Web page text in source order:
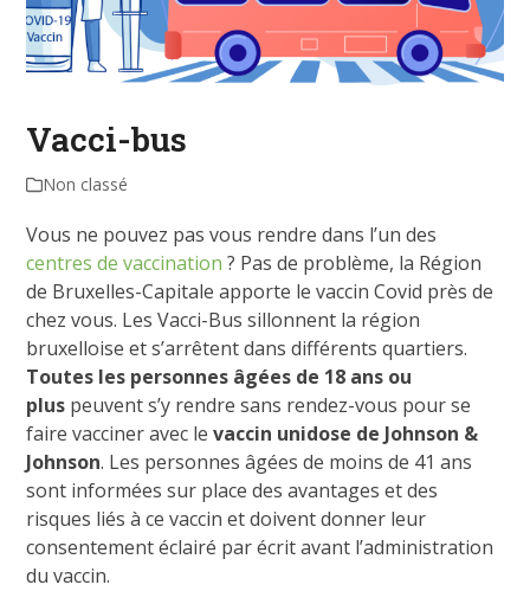
Vacci-bus
Non classé
Vous ne pouvez pas vous rendre dans l’un des
centres de vaccination ? Pas de problème, la Région
de Bruxelles-Capitale apporte le vaccin Covid près de
chez vous. Les Vacci-Bus sillonnent la région
bruxelloise et s’arrêtent dans différents quartiers.
Toutes les personnes âgées de 18 ans ou
plus peuvent s’y rendre sans rendez-vous pour se
faire vacciner avec levaccin unidose de Johnson &
Johnson. Les personnes âgées de moins de 41 ans
sont informées sur place des avantages et des
risques liés à ce vaccin et doivent donner leur
consentement éclairé par écrit avant l’administration
du vaccin.